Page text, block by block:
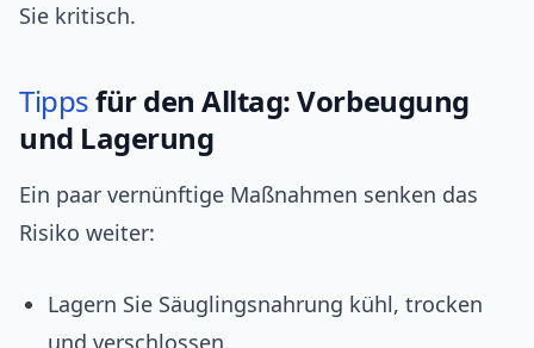
Sie kritisch.
Tippsfür den Alltag: Vorbeugung
und Lagerung
Ein paar vernünftige Maßnahmen senken das
Risiko weiter:
Lagern Sie Säuglingsnahrung kühl, trocken